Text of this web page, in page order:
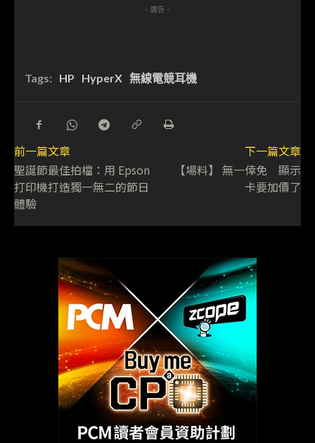
- 廣告 -
Tags: HP HyperX 無線電競耳機
前一篇文章
聖誕節最佳拍檔：用 Epson
打印機打造獨一無二的節日
體驗
下一篇文章
【場料】 無一倖免 顯示
卡要加價了